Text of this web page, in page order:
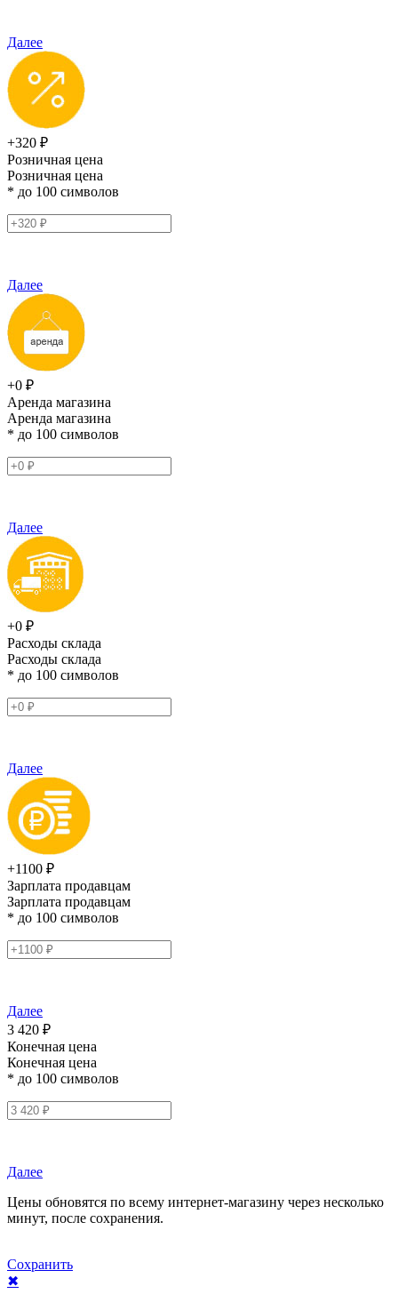
Далее
+320 ₽
Розничная цена
Розничная цена
* до 100 символов
Далее
+0 ₽
Аренда магазина
Аренда магазина
* до 100 символов
Далее
+0 ₽
Расходы склада
Расходы склада
* до 100 символов
Далее
+1100 ₽
Зарплата продавцам
Зарплата продавцам
* до 100 символов
Далее
3 420 ₽
Конечная цена
Конечная цена
* до 100 символов
Далее
Цены обновятся по всему интернет-магазину через несколько
минут, после сохранения.
Сохранить
✖